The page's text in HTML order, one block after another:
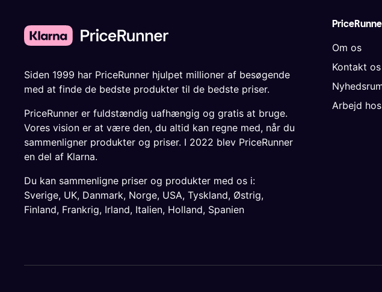
Om os
Kontakt os
Arbejd
Siden 1999 har PriceRunner hjulpet millioner af besøgende
med at finde de bedste produkter til de bedste priser.
PriceRunner er fuldstændig uafhængig og gratis at bruge.
Vores vision er at være den, du altid kan regne med, når du
sammenligner produkter og priser. I 2022 blev PriceRunner
en del af Klarna.
Du kan sammenligne priser og produkter med os i:
Sverige, UK, Danmark, Norge, USA, Tyskland, Østrig,
Finland, Frankrig, Irland, Italien, Holland, Spanien